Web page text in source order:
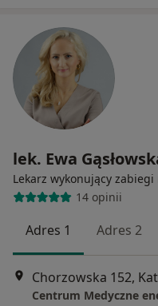
lek. Ewa
Lekarz wykonujący
14 opinii
Adres 1 Adres 2
Chorzowska 152,